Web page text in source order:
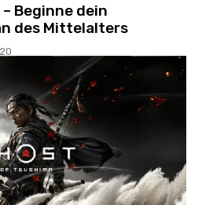
Beginne dein
des Mittelalters